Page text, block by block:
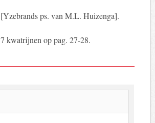
[Yzebrands ps. van M.L. Huizenga].
7 kwatrijnen op pag. 27-28.